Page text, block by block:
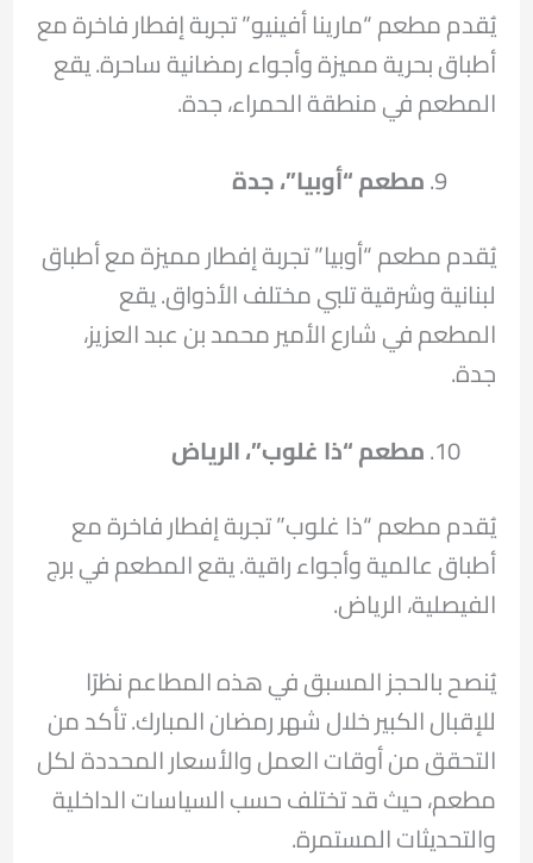
يُقدم مطعم “مارينا أفينيو” تجربة إفطار فاخرة مع
أطباق بحرية مميزة وأجواء رمضانية ساحرة. يقع
المطعم في منطقة الحمراء، جدة.
مطعم “أوبيا”، جدة
يُقدم مطعم “أوبيا” تجربة إفطار مميزة مع أطباق
لبنانية وشرقية تلبي مختلف الأذواق. يقع
المطعم في شارع الأمير محمد بن عبد العزيز،
جدة.
مطعم “ذا غلوب”، الرياض
يُقدم مطعم “ذا غلوب” تجربة إفطار فاخرة مع
أطباق عالمية وأجواء راقية. يقع المطعم في برج
الفيصلية، الرياض.
يُنصح بالحجز المسبق في هذه المطاعم نظرًا
للإقبال الكبير خلال شهر رمضان المبارك. تأكد من
التحقق من أوقات العمل والأسعار المحددة لكل
مطعم، حيث قد تختلف حسب السياسات الداخلية
والتحديثات المستمرة.